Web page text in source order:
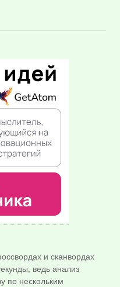
и сканвордах
ведь анализ
по нескольким